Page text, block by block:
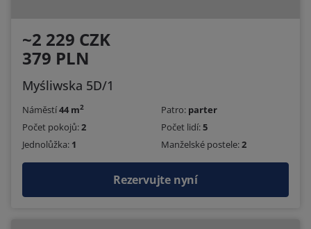
~2 229 CZK
379 PLN
Myśliwska 5D/1
Náměstí44 m2 Patro: parter
Počet pokojů:2 Počet lidí:5
Jednolůžka: 1 Manželské postele:2
Rezervujte nyní